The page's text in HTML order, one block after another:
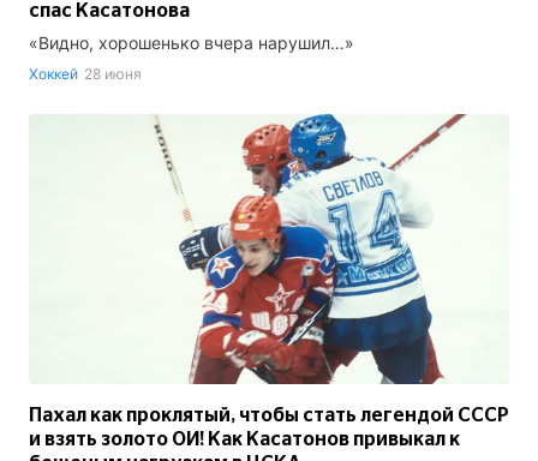
спас Касатонова
«Видно, хорошенько вчера нарушил…»
Хоккей 28 июня
Пахал как проклятый, чтобы стать легендой СССР
и взять золото ОИ! Как Касатонов привыкал к